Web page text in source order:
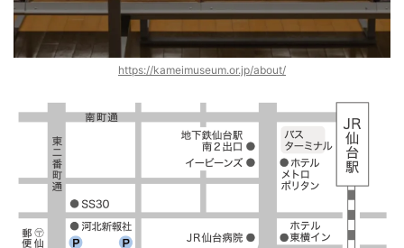
https://kameimuseum.or.jp/about/